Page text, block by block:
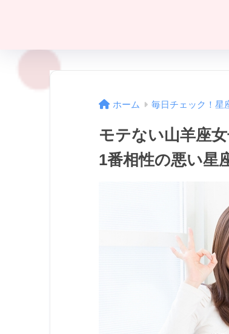
ホーム 毎日チェック！星
モテない山羊座
1番相性の悪い星